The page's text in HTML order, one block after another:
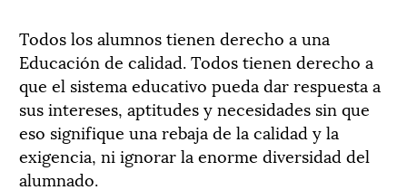
Todos los alumnos tienen derecho a una
Educación de calidad. Todos tienen derecho a
que el sistema educativo pueda dar respuesta a
sus intereses, aptitudes y necesidades sin que
eso signifique una rebaja de la calidad y la
exigencia, ni ignorar la enorme diversidad del
alumnado.